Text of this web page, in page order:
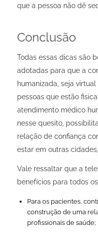
que a pessoa não dê
Conclusão
Todas essas dicas são
adotadas para que a
humanizada, seja
pessoas que estão
atendimento médico
nesse quesito,
relação de confiança
estar em outras
Vale ressaltar que a
benefícios para todos
Para os pacientes,
construção de uma
profissionais de saúde;